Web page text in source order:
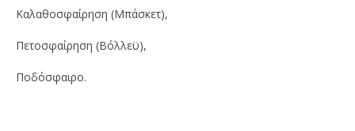
Καλαθοσφαίρηση (Μπάσκετ),
Πετοσφαίρηση (Βόλλεϋ),
Ποδόσφαιρο.